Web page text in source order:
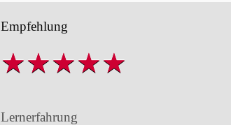
Empfehlung
Lernerfahrung